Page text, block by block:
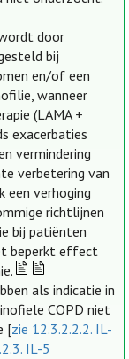
door
bij
en/of een
wanneer
(LAMA +
exacerbaties
vermindering
verbetering van
een verhoging
richtlijnen
bij patiënten
beperkt effect
als indicatie in
COPD niet
[zie 12.3.2.2.2. IL-
IL-5